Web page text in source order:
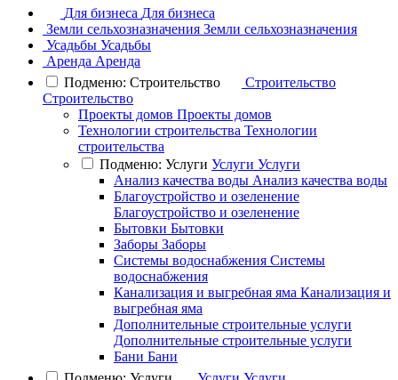
Для бизнеса Для бизнеса
Земли сельхозназначения Земли сельхозназначения
Усадьбы Усадьбы
Аренда Аренда
Подменю: Строительство
Строительство
Строительство
Проекты домов Проекты домов
Технологии строительства Технологии
строительства
Подменю: Услуги Услуги Услуги
Анализ качества воды Анализ качества воды
Благоустройство и озеленение
Благоустройство и озеленение
Бытовки Бытовки
Заборы Заборы
Системы водоснабжения Системы
водоснабжения
Канализация и выгребная яма Канализация и
выгребная яма
Дополнительные строительные услуги
Дополнительные строительные услуги
Бани Бани